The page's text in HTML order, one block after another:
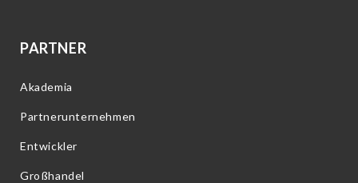
PARTNER
Akademia
Partnerunternehmen
Entwickler
Großhandel